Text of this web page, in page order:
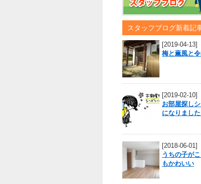
スタッフブログ新着記
[2019-04-13]
梅と薫風と
[2019-02-10]
お部屋探し
になりました
[2018-06-01]
うちの子が
もかわいい